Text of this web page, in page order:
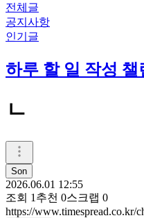
전체글
공지사항
인기글
하루 할 일 작성 챌
ㄴ
Son
2026.06.01 12:55
조회 1 추천 0스크랩 0
https://www.timespread.co.kr/